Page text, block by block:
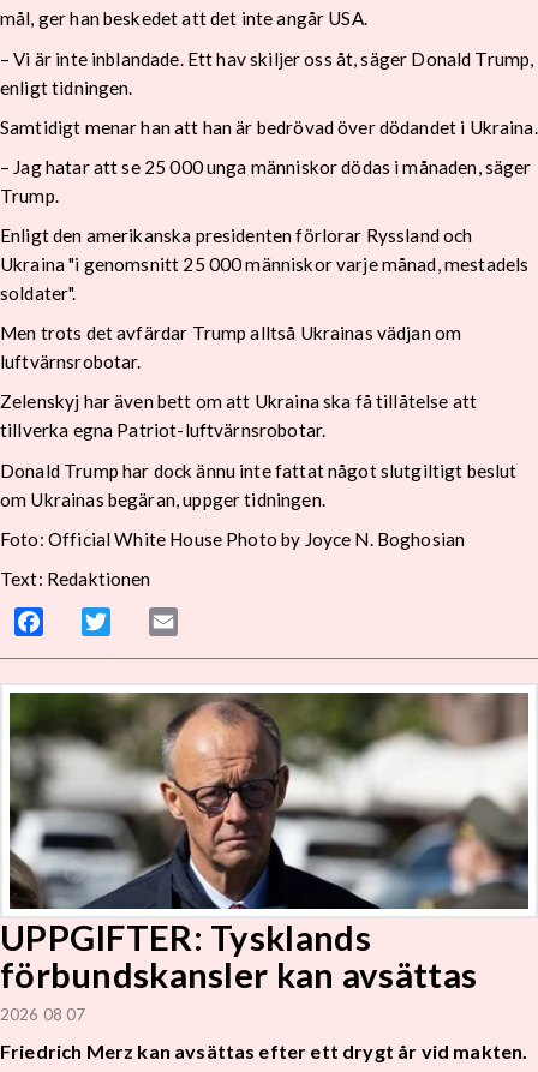
mål, ger han beskedet att det inte angår USA.
– Vi är inte inblandade. Ett hav skiljer oss åt, säger Donald Trump,
enligt tidningen.
Samtidigt menar han att han är bedrövad över dödandet i Ukraina.
– Jag hatar att se 25 000 unga människor dödas i månaden, säger
Trump.
Enligt den amerikanska presidenten förlorar Ryssland och
Ukraina "i genomsnitt 25 000 människor varje månad, mestadels
soldater".
Men trots det avfärdar Trump alltså Ukrainas vädjan om
luftvärnsrobotar.
Zelenskyj har även bett om att Ukraina ska få tillåtelse att
tillverka egna Patriot-luftvärnsrobotar.
Donald Trump har dock ännu inte fattat något slutgiltigt beslut
om Ukrainas begäran, uppger tidningen.
Foto: Official White House Photo by Joyce N. Boghosian
Text: Redaktionen
Facebook Twitter
UPPGIFTER: Tysklands
förbundskansler kan avsättas
2026 08 07
Friedrich Merz kan avsättas efter ett drygt år vid makten.